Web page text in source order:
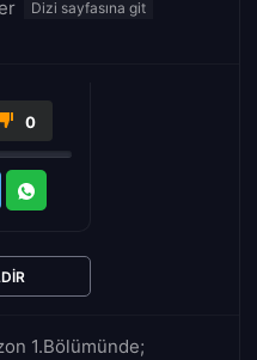
1.Bölümünde;
0